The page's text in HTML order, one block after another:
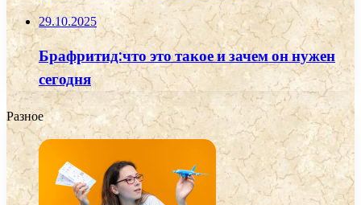
29.10.2025
Брафритид:что это такое и зачем он нужен
сегодня
Разное